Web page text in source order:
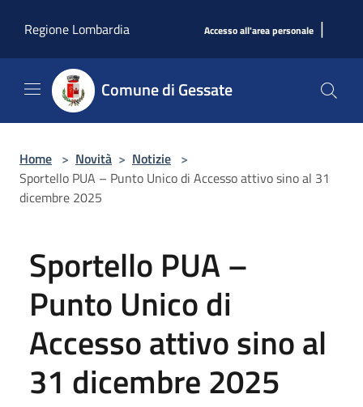
Regione Lombardia
Accesso all'area personale |
Comune di Gessate
Home > Novità > Notizie >
Sportello PUA – Punto Unico di Accesso attivo sino al 31
dicembre 2025
Sportello PUA –
Punto Unico di
Accesso attivo sino al
31 dicembre 2025